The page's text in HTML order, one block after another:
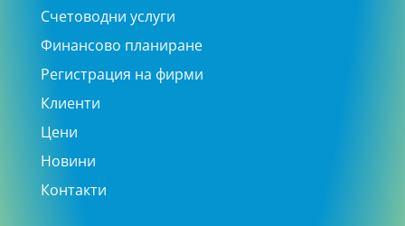
Счетоводни услуги
Финансово планиране
Регистрация на фирми
Клиенти
Цени
Новини
Контакти